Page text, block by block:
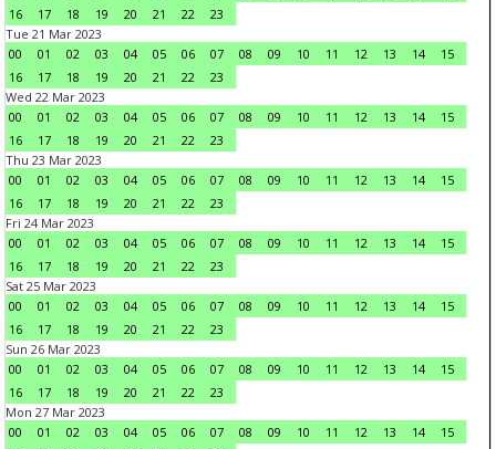
16
17 18 19 20 21 22
23
Tue 21 Mar 2023
00
01 02 03 04 05 06 07 08 09 10 11 12 13 14
15
16
17 18 19 20 21 22
23
Wed 22 Mar 2023
00
01 02 03 04 05 06 07 08 09 10 11 12 13 14
15
16
17 18 19 20 21 22
23
Thu 23 Mar 2023
00
01 02 03 04 05 06 07 08 09 10 11 12 13 14
15
16
17 18 19 20 21 22
23
Fri 24 Mar 2023
00
01 02 03 04 05 06 07 08 09 10 11 12 13 14
15
16
17 18 19 20 21 22
23
Sat 25 Mar 2023
00
01 02 03 04 05 06 07 08 09 10 11 12 13 14
15
16
17 18 19 20 21 22
23
Sun 26 Mar 2023
00
01 02 03 04 05 06 07 08 09 10 11 12 13 14
15
16
17 18 19 20 21 22
23
Mon 27 Mar 2023
00
01 02 03 04 05 06 07 08 09 10 11 12 13 14
15